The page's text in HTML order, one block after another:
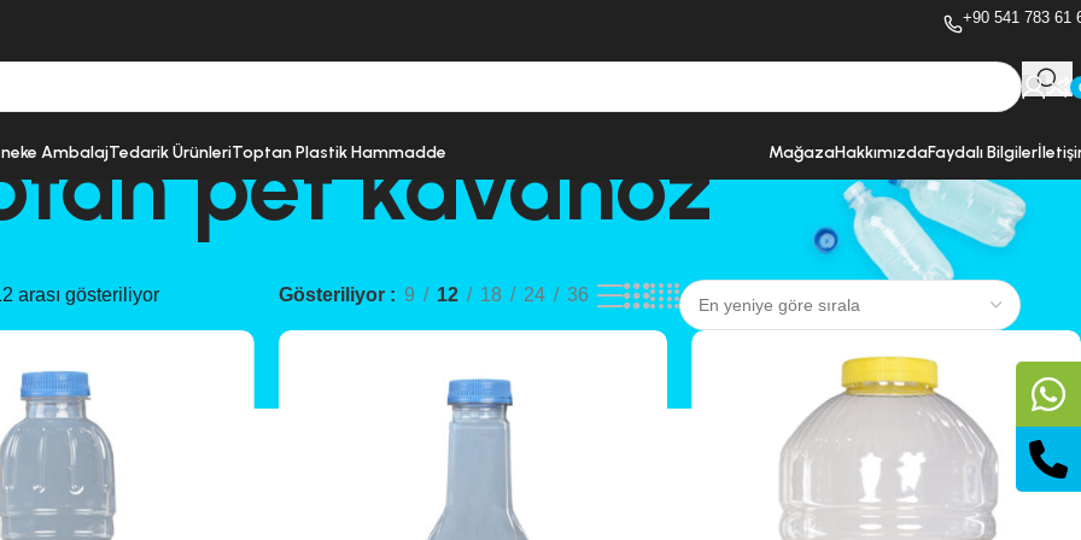
+90 541 783 61
AmbalajTedarik ÜrünleriToptan Plastik Hammadde MağazaHakkımızdaFaydalı Bilgiler
pet kavanoz
arası gösteriliyor Gösteriliyor 9 12 18 24 36